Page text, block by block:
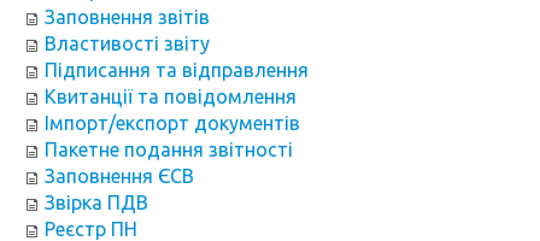
Заповнення звітів
Властивості звіту
Підписання та відправлення
Квитанції та повідомлення
Імпорт/експорт документів
Пакетне подання звітності
Заповнення ЄСВ
Звірка ПДВ
Реєстр ПН